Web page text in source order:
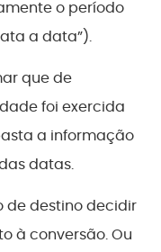
o período
a data”).
que de
foi exercida
a informação
datas.
de destino decidir
à conversão. Ou